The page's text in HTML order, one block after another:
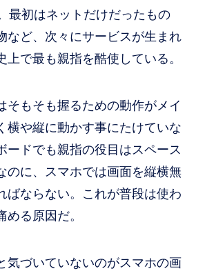
最初はネットだけだったもの
など、次々にサービスが生まれ
上で最も親指を酷使している。
もそも握るための動作がメイ
横や縦に動かす事にたけていな
ードでも親指の役目はスペース
のに、スマホでは画面を縦横無
ばならない。これが普段は使わ
める原因だ。
づいていないのがスマホの画